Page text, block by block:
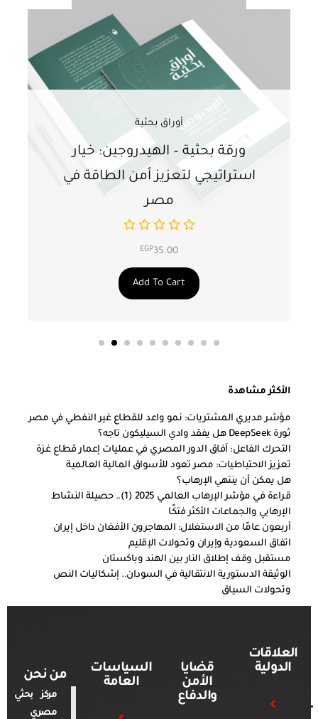
أوراق بحثية
ورقة بحثية – الهيدروجين: خيار
استراتيجي لتعزيز أمن الطاقة في
مصر
EGP35.00
Add To Cart
الأكثر مشاهدة
مؤشر مديري المشتريات: نمو واعد للقطاع غير النفطي في مصر
ثورة DeepSeek هل يفقد وادي السيليكون تاجه؟
التحرك الفاعل: آفاق الدور المصري في عمليات إعمار قطاع غزة
تعزيز الاحتياطيات: مصر تعود للأسواق المالية العالمية
هل يمكن أن ينتهي الإرهاب؟
قراءة في مؤشر الإرهاب العالمي 2025 (1).. حصيلة النشاط
الإرهابي والجماعات الأكثر فتكًا
أربعون عامًا من الاستغلال: المهاجرون الأفغان داخل إيران
اتفاق السعودية وإيران وتحولات الإقليم
مستقبل وقف إطلاق النار بين الهند وباكستان
الوثيقة الدستورية الانتقالية في السودان.. إشكاليات النص
وتحولات السياق
العلاقات
الدولية
قضايا
الأمن
والدفاع
السياسات
العامة
من نحن
مركز بحثي
مصري